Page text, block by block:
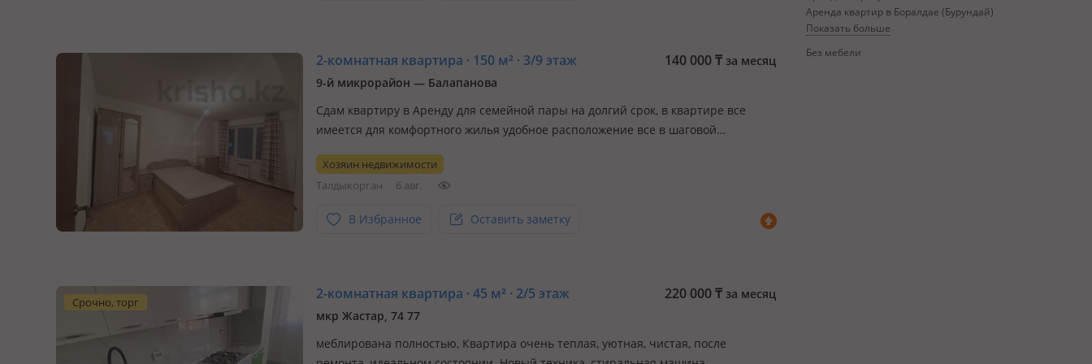
2-комнатная квартира · 150 м² · 3/9 этаж 140 000₸ за месяц
9-й микрорайон — Балапанова
Сдам квартиру в Аренду для семейной пары на долгий срок, в квартире все
имеется для комфортного жилья удобное расположение все в шаговой
Хозяин недвижимости
Талдыкорган
6 авг.
В Избранное Оставить заметку
Срочно, торг 2-комнатная квартира · 45 м² · 2/5 этаж 220 000₸ за месяц
мкр Жастар, 74 77
меблирована полностью, Квартира очень теплая, уютная, чистая, после
Аренда квартир в Боралдае (Бурундай)
Показать больше
Без мебели